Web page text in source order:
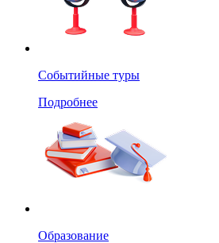
Событийные туры
Подробнее
Образование